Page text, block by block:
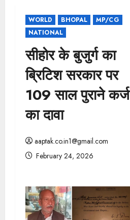
WORLD BHOPAL
MP/CG
NATIONAL
सीहोर के बुजुर्ग का
ब्रिटिश सरकार पर
109 साल पुराने कर्ज
का दावा
aaptak.co.in1@gmail.com
February 24, 2026